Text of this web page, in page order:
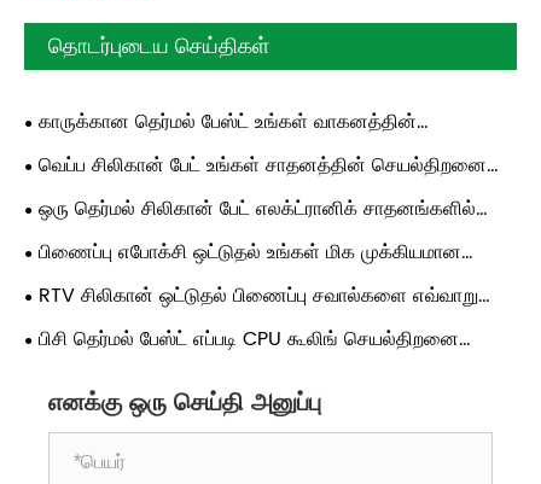
தொடர்புடைய செய்திகள்
காருக்கான தெர்மல் பேஸ்ட் உங்கள் வாகனத்தின்
செயல்திறனை எவ்வாறு மேம்படுத்துகிறது?
வெப்ப சிலிகான் பேட் உங்கள் சாதனத்தின் செயல்திறனை
எவ்வாறு மேம்படுத்தலாம்?
ஒரு தெர்மல் சிலிகான் பேட் எலக்ட்ரானிக் சாதனங்களில்
வெப்பச் சிதறலை எவ்வாறு மேம்படுத்துகிறது?
பிணைப்பு எபோக்சி ஒட்டுதல் உங்கள் மிக முக்கியமான
சட்டசபை சவால்களை எவ்வாறு தீர்க்கிறது?
RTV சிலிகான் ஒட்டுதல் பிணைப்பு சவால்களை எவ்வாறு
தீர்க்கிறது?
பிசி தெர்மல் பேஸ்ட் எப்படி CPU கூலிங் செயல்திறனை
எனக்கு ஒரு செய்தி அனுப்பு